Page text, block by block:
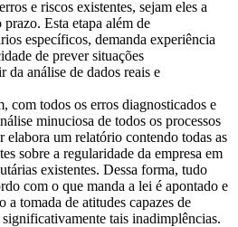
e riscos existentes, sejam eles a
Esta etapa além de
específicos, demanda experiência
de prever situações
da análise de dados reais e
com todos os erros diagnosticados e
minuciosa de todos os processos
elabora um relatório contendo todas as
sobre a regularidade da empresa em
existentes. Dessa forma, tudo
com o que manda a lei é apontado e
a tomada de atitudes capazes de
tais inadimplências.